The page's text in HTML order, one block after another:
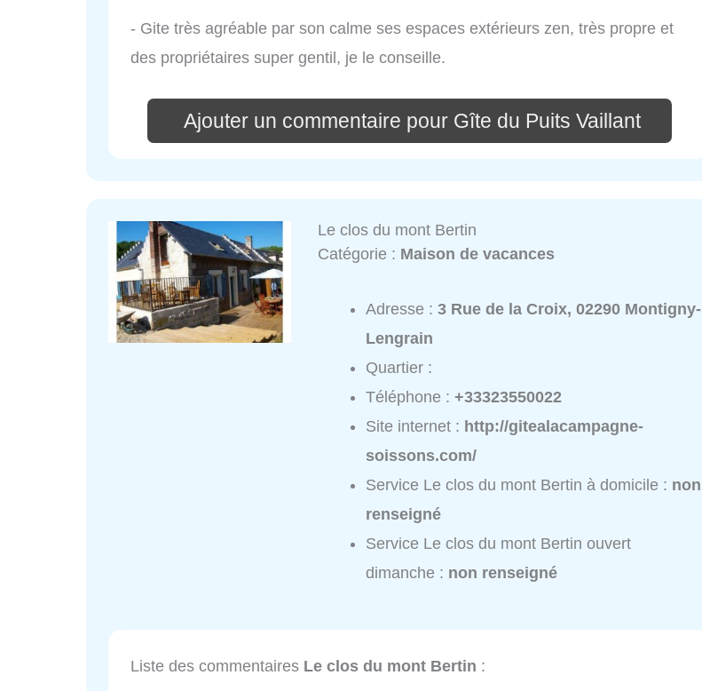
- Gite très agréable par son calme ses espaces extérieurs zen, très propre et
des propriétaires super gentil, je le conseille.
Ajouter un commentaire pour Gîte du Puits Vaillant
Le clos du mont Bertin
Catégorie : Maison de vacances
Adresse :3 Rue de la Croix, 02290 Montigny-
Lengrain
Quartier :
Téléphone :+33323550022
Site internet : http://gitealacampagne-
soissons.com/
Service Le clos du mont Bertin à domicile : non
renseigné
Service Le clos du mont Bertin ouvert
dimanche : non renseigné
Liste des commentaires Le clos du mont Bertin :